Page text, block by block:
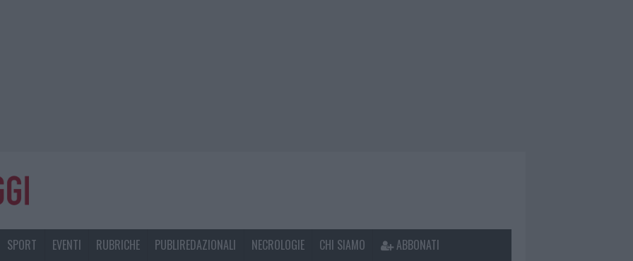
SPORT EVENTI RUBRICHE PUBLIREDAZIONALI NECROLOGIE CHI SIAMO ABBONATI